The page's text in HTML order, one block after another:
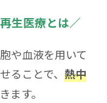
生医療とは／
や血液を用いて
ることで、 熱中
ます。